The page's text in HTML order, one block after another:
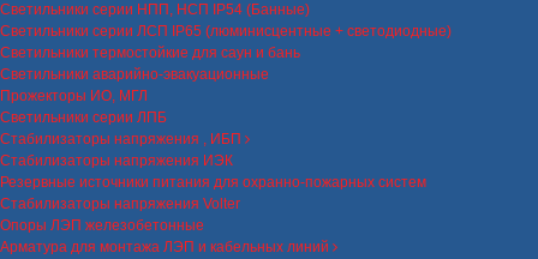
Светильники серии НПП, НСП IP54 (Банные)
Светильники серии ЛСП IP65 (люминисцентные + светодиодные)
Светильники термостойкие для саун и бань
Светильники аварийно-эвакуационные
Прожекторы ИО, МГЛ
Светильники серии ЛПБ
Стабилизаторы напряжения , ИБП
Стабилизаторы напряжения ИЭК
Резервные источники питания для охранно-пожарных систем
Стабилизаторы напряжения Volter
Опоры ЛЭП железобетонные
Арматура для монтажа ЛЭП и кабельных линий